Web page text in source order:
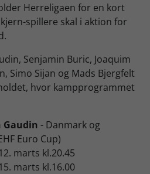
Herreligaen for en kort
spillere skal i aktion for
Senjamin Buric, Joaquim
Simo Sijan og Mads Bjergfelt
hvor kampprogrammet
Gaudin - Danmark og
Euro Cup)
marts kl.20.45
marts kl.16.00